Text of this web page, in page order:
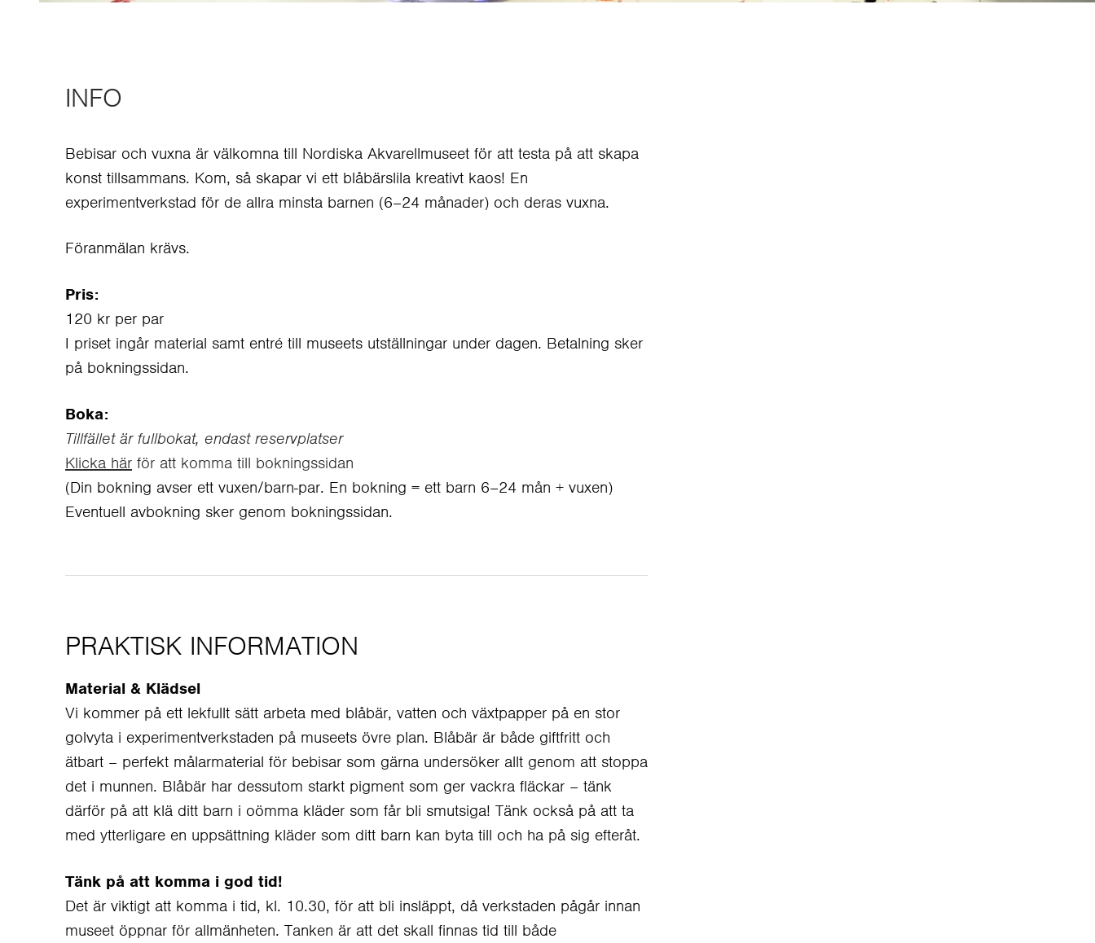
INFO
Bebisar och vuxna är välkomna till Nordiska Akvarellmuseet för att testa på att skapa
konst tillsammans. Kom, så skapar vi ett blåbärslila kreativt kaos! En
experimentverkstad för de allra minsta barnen (6–24 månader) och deras vuxna.
Föranmälan krävs.
Pris:
120 kr per par
I priset ingår material samt entré till museets utställningar under dagen. Betalning sker
på bokningssidan.
Boka:
Tillfället är fullbokat, endast reservplatser
Klicka här för att komma till bokningssidan
(Din bokning avser ett vuxen/barn-par. En bokning = ett barn 6–24 mån + vuxen)
Eventuell avbokning sker genom bokningssidan.
PRAKTISK INFORMATION
Material & Klädsel
Vi kommer på ett lekfullt sätt arbeta med blåbär, vatten och växtpapper på en stor
golvyta i experimentverkstaden på museets övre plan. Blåbär är både giftfritt och
ätbart – perfekt målarmaterial för bebisar som gärna undersöker allt genom att stoppa
det i munnen. Blåbär har dessutom starkt pigment som ger vackra fläckar – tänk
därför på att klä ditt barn i oömma kläder som får bli smutsiga! Tänk också på att ta
med ytterligare en uppsättning kläder som ditt barn kan byta till och ha på sig efteråt.
Tänk på att komma i god tid!
Det är viktigt att komma i tid, kl. 10.30, för att bli insläppt, då verkstaden pågår innan
museet öppnar för allmänheten. Tanken är att det skall finnas tid till både